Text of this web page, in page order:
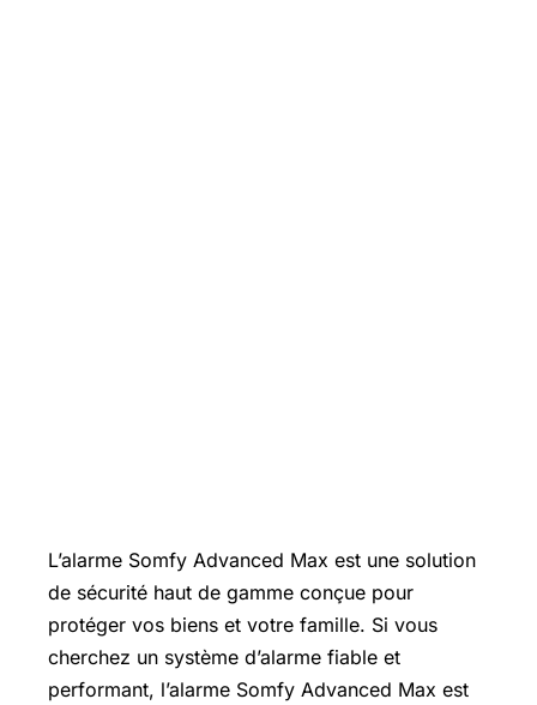
L’alarme Somfy Advanced Max est une solution
de sécurité haut de gamme conçue pour
protéger vos biens et votre famille. Si vous
cherchez un système d’alarme fiable et
performant, l’alarme Somfy Advanced Max est